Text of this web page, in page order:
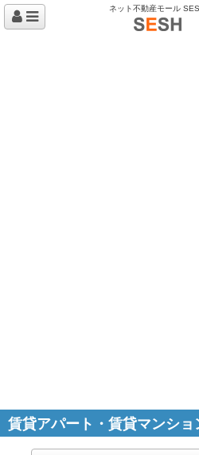
ネット不動産モール
賃貸アパート・賃貸マンショ